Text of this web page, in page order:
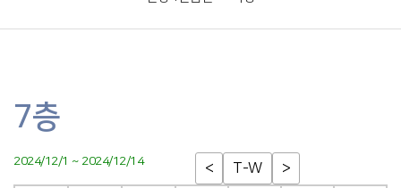
7층
2024/12/1 ~ 2024/12/14 < T-W >